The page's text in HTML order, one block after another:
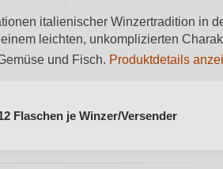
italienischer Winzertradition in
leichten, unkomplizierten
und Fisch. Produktdetails
Flaschen je Winzer/Versender